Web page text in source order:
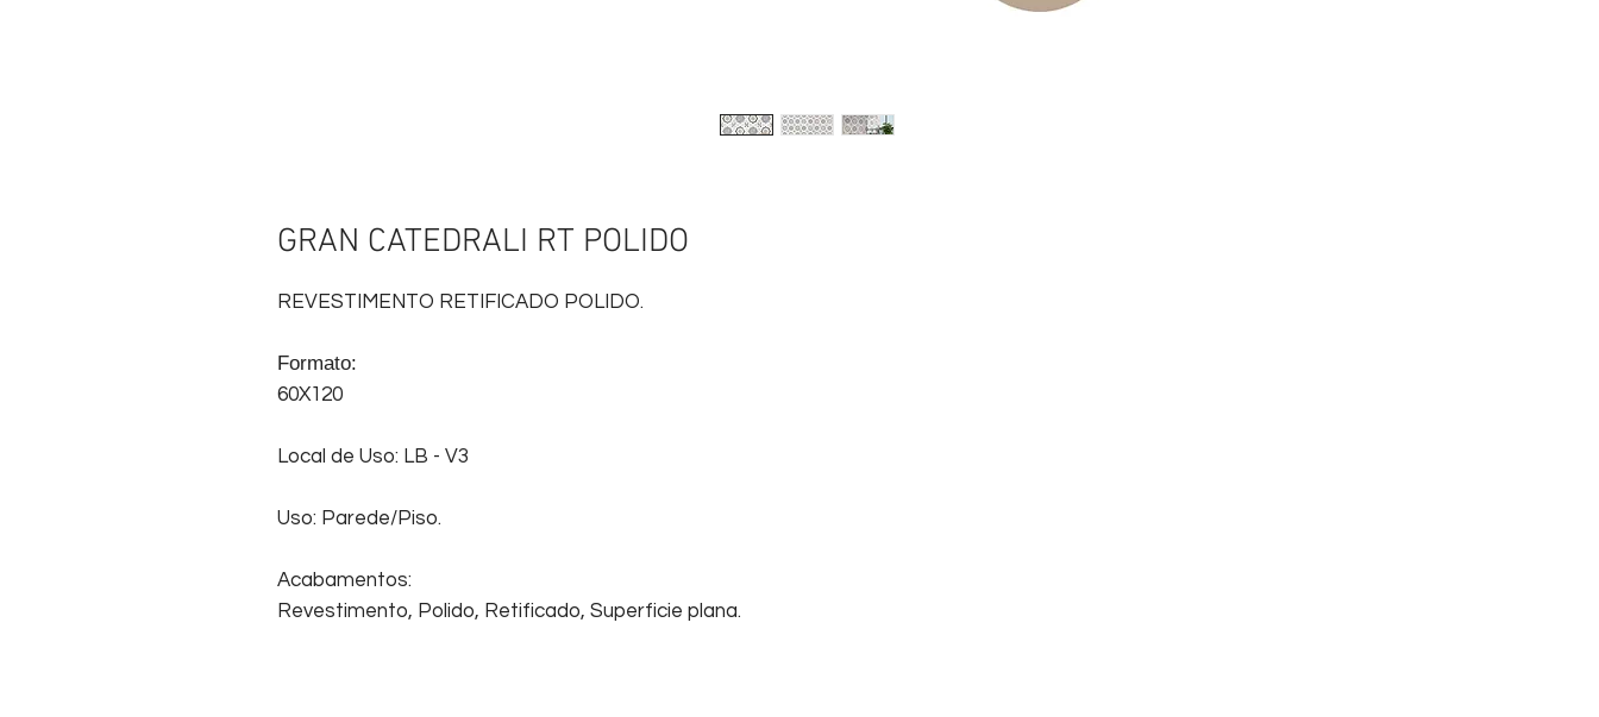
GRAN CATEDRALI RT POLIDO
REVESTIMENTO RETIFICADO POLIDO.
Formato:
60X120
Local de Uso: LB - V3
Uso: Parede/Piso.
Acabamentos:
Revestimento, Polido, Retificado, Superficie plana.